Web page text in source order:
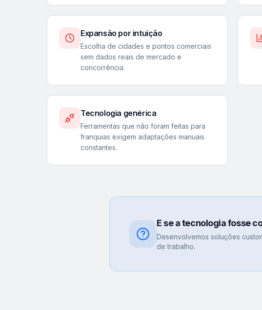
Expansão por intuição
Escolha de cidades e pontos comerciais
sem dados reais de mercado e
concorrência.
Tecnologia genérica
Ferramentas que não foram feitas para
franquias exigem adaptações manuais
constantes.
E se a tecnologia fosse
Desenvolvemos soluções
de trabalho.